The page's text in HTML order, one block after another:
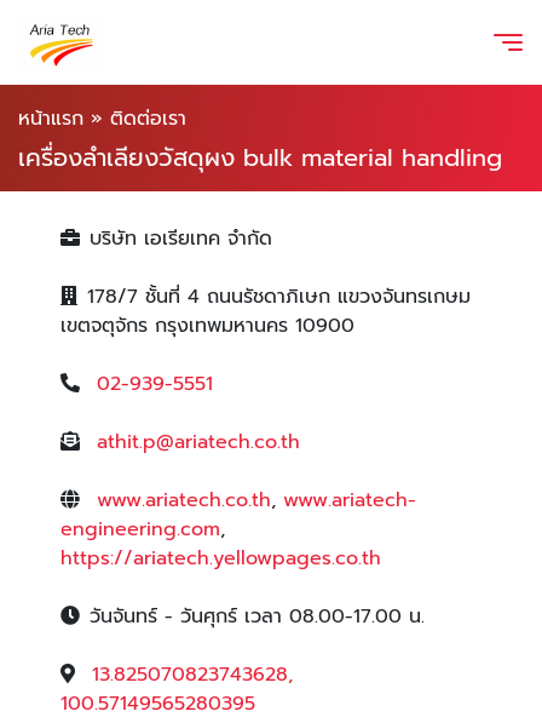
หน้าแรก » ติดต่อเรา
เครื่องลำเลียงวัสดุผง bulk material handling
บริษัท เอเรียเทค จำกัด
178/7 ชั้นที่ 4 ถนนรัชดาภิเษก แขวงจันทรเกษม
เขตจตุจักร กรุงเทพมหานคร 10900
02-939-5551
athit.p@ariatech.co.th
www.ariatech.co.th, www.ariatech-
engineering.com,
https://ariatech.yellowpages.co.th
วันจันทร์ - วันศุกร์ เวลา 08.00-17.00 น.
13.825070823743628,
100.57149565280395